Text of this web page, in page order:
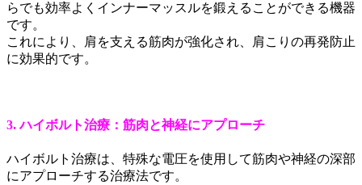
らでも効率よくインナーマッスルを鍛えることができる機器
です。
これにより、肩を支える筋肉が強化され、肩こりの再発防止
に効果的です。
3. ハイボルト治療：筋肉と神経にアプローチ
ハイボルト治療は、特殊な電圧を使用して筋肉や神経の深部
にアプローチする治療法です。